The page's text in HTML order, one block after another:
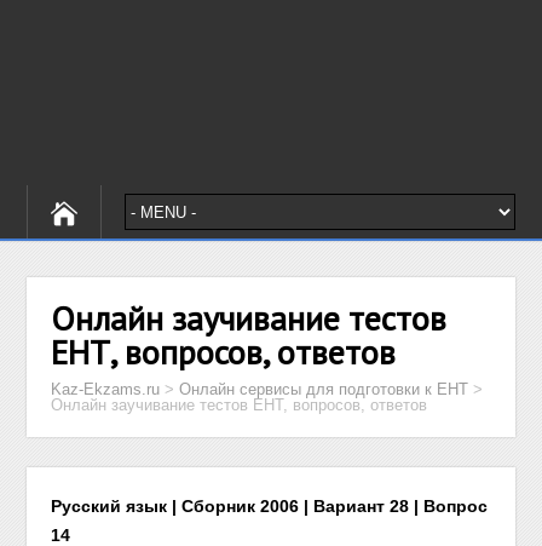
Онлайн заучивание тестов
ЕНТ, вопросов, ответов
Kaz-Ekzams.ru >Онлайн сервисы для подготовки к ЕНТ >
Онлайн заучивание тестов ЕНТ, вопросов, ответов
Русский язык | Сборник 2006 | Вариант 28 | Вопрос
14